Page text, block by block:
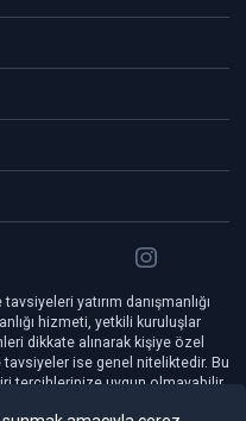
yatırım danışmanlığı
hizmeti, yetkili kuruluşlar
dikkate alınarak kişiye özel
tavsiyeler ise genel niteliktedir. Bu
tercihlerinize uygun olmayabilir.